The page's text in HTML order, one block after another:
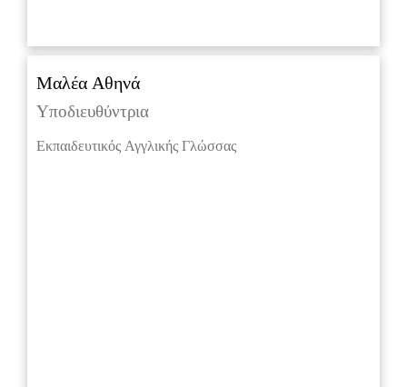
Μαλέα Αθηνά
Υποδιευθύντρια
Εκπαιδευτικός Αγγλικής Γλώσσας